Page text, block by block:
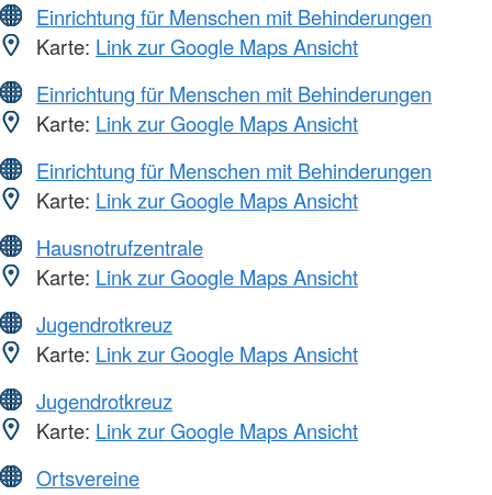
Einrichtung für Menschen mit Behinderungen
Karte: Link zur Google Maps Ansicht
Einrichtung für Menschen mit Behinderungen
Karte: Link zur Google Maps Ansicht
Einrichtung für Menschen mit Behinderungen
Karte: Link zur Google Maps Ansicht
Hausnotrufzentrale
Karte: Link zur Google Maps Ansicht
Jugendrotkreuz
Karte: Link zur Google Maps Ansicht
Jugendrotkreuz
Karte: Link zur Google Maps Ansicht
Ortsvereine